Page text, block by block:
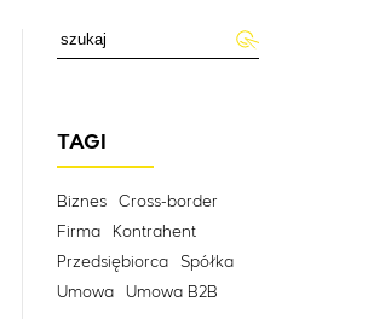
TAGI
Biznes
Cross-border
Firma
Kontrahent
Przedsiębiorca
Spółka
Umowa
Umowa B2B